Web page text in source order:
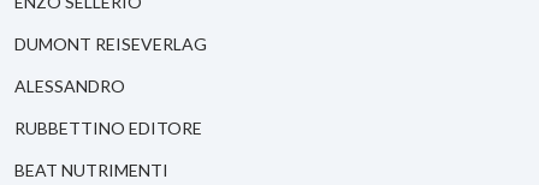
DUMONT REISEVERLAG
ALESSANDRO
RUBBETTINO EDITORE
BEAT NUTRIMENTI